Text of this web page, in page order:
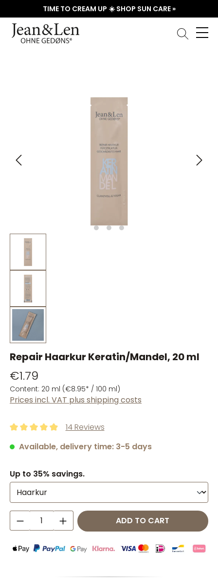
TIME TO CREAM UP ☀️ SHOP SUN CARE »
Repair Haarkur Keratin/Mandel, 20 ml
€1.79
Content: 20 ml (€8.95* / 100 ml)
Prices incl. VAT plus shipping costs
14 Reviews
Available, delivery time: 3-5 days
Up to 35% savings.
Product Quantity: Enter the desired
ADD TO CART